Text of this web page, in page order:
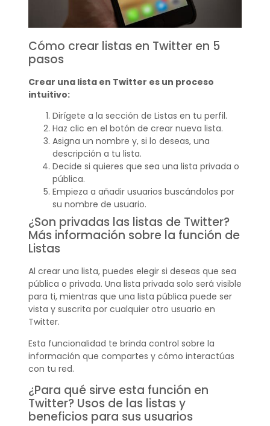
Cómo crear listas en Twitter en 5
pasos
Crear una lista en Twitter es un proceso
intuitivo:
Dirígete a la sección de Listas en tu perfil.
Haz clic en el botón de crear nueva lista.
Asigna un nombre y, si lo deseas, una
descripción a tu lista.
Decide si quieres que sea una lista privada o
pública.
Empieza a añadir usuarios buscándolos por
su nombre de usuario.
¿Son privadas las listas de Twitter?
Más información sobre la función de
Listas
Al crear una lista, puedes elegir si deseas que sea
pública o privada. Una lista privada solo será visible
para ti, mientras que una lista pública puede ser
vista y suscrita por cualquier otro usuario en
Twitter.
Esta funcionalidad te brinda control sobre la
información que compartes y cómo interactúas
con tu red.
¿Para qué sirve esta función en
Twitter? Usos de las listas y
beneficios para sus usuarios